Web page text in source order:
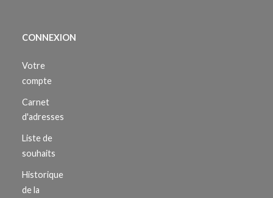
CONNEXION
Votre
compte
Carnet
d'adresses
Liste de
souhaits
Historique
de la